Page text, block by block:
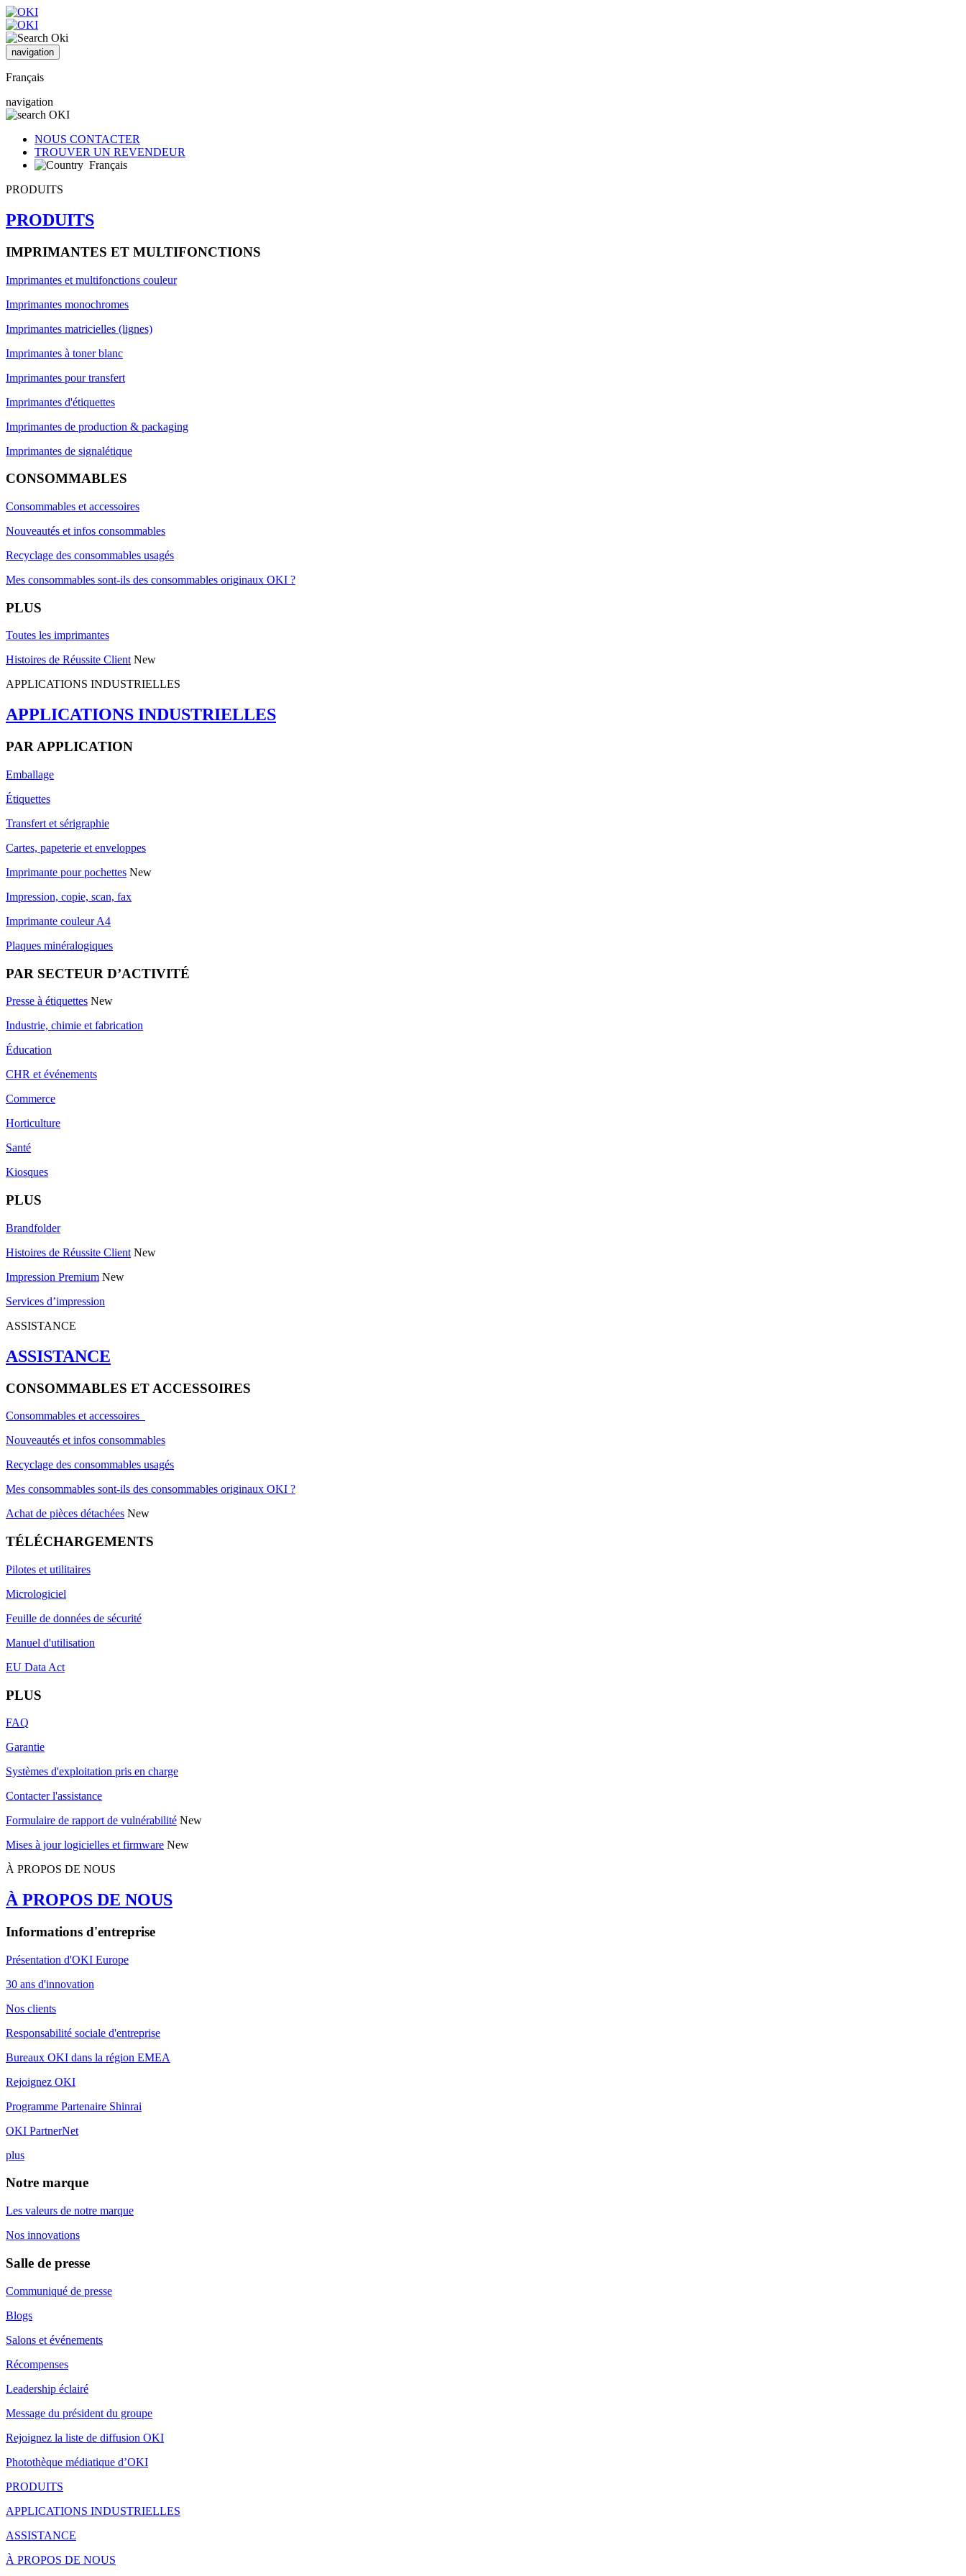
navigation
Français
navigation
NOUS CONTACTER
TROUVER UN REVENDEUR
Français
PRODUITS
PRODUITS
IMPRIMANTES ET MULTIFONCTIONS
Imprimantes et multifonctions couleur
Imprimantes monochromes
Imprimantes matricielles (lignes)
Imprimantes à toner blanc
Imprimantes pour transfert
Imprimantes d'étiquettes
Imprimantes de production & packaging
Imprimantes de signalétique
CONSOMMABLES
Consommables et accessoires
Nouveautés et infos consommables
Recyclage des consommables usagés
Mes consommables sont-ils des consommables originaux OKI ?
PLUS
Toutes les imprimantes
Histoires de Réussite Client New
APPLICATIONS INDUSTRIELLES
APPLICATIONS INDUSTRIELLES
PAR APPLICATION
Emballage
Étiquettes
Transfert et sérigraphie
Cartes, papeterie et enveloppes
Imprimante pour pochettes New
Impression, copie, scan, fax
Imprimante couleur A4
Plaques minéralogiques
PAR SECTEUR D’ACTIVITÉ
Presse à étiquettes New
Industrie, chimie et fabrication
Éducation
CHR et événements
Commerce
Horticulture
Santé
Kiosques
PLUS
Brandfolder
Histoires de Réussite Client New
Impression Premium New
Services d’impression
ASSISTANCE
ASSISTANCE
CONSOMMABLES ET ACCESSOIRES
Consommables et accessoires
Nouveautés et infos consommables
Recyclage des consommables usagés
Mes consommables sont-ils des consommables originaux OKI ?
Achat de pièces détachées New
TÉLÉCHARGEMENTS
Pilotes et utilitaires
Micrologiciel
Feuille de données de sécurité
Manuel d'utilisation
EU Data Act
PLUS
FAQ
Garantie
Systèmes d'exploitation pris en charge
Contacter l'assistance
Formulaire de rapport de vulnérabilité New
Mises à jour logicielles et firmware New
À PROPOS DE NOUS
À PROPOS DE NOUS
Informations d'entreprise
Présentation d'OKI Europe
30 ans d'innovation
Nos clients
Responsabilité sociale d'entreprise
Bureaux OKI dans la région EMEA
Rejoignez OKI
Programme Partenaire Shinrai
OKI PartnerNet
plus
Notre marque
Les valeurs de notre marque
Nos innovations
Salle de presse
Communiqué de presse
Blogs
Salons et événements
Récompenses
Leadership éclairé
Message du président du groupe
Rejoignez la liste de diffusion OKI
Photothèque médiatique d’OKI
PRODUITS
APPLICATIONS INDUSTRIELLES
ASSISTANCE
À PROPOS DE NOUS